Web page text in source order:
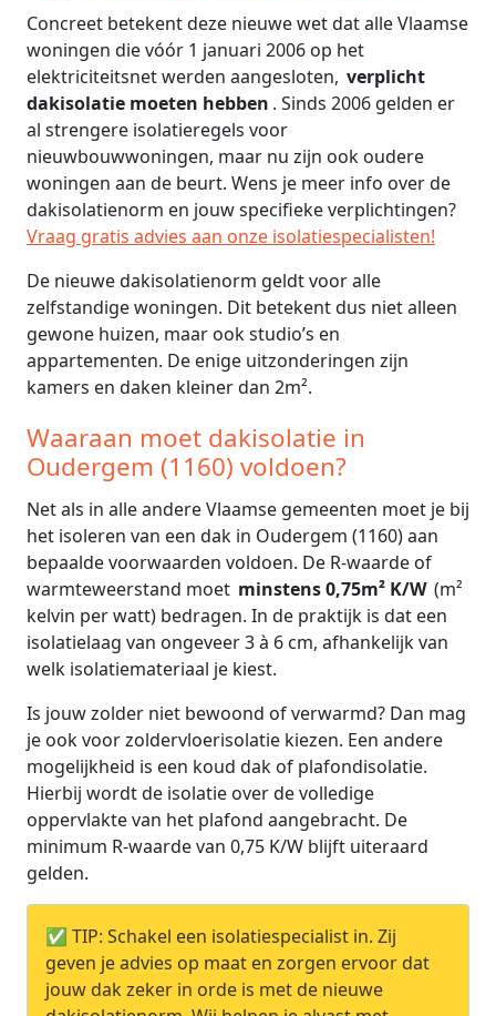
Concreet betekent deze nieuwe wet dat alle Vlaamse
woningen die vóór 1 januari 2006 op het
elektriciteitsnet werden aangesloten, verplicht
dakisolatie moeten hebben . Sinds 2006 gelden er
al strengere isolatieregels voor
nieuwbouwwoningen, maar nu zijn ook oudere
woningen aan de beurt. Wens je meer info over de
dakisolatienorm en jouw specifieke verplichtingen?
Vraag gratis advies aan onze isolatiespecialisten!
De nieuwe dakisolatienorm geldt voor alle
zelfstandige woningen. Dit betekent dus niet alleen
gewone huizen, maar ook studio’s en
appartementen. De enige uitzonderingen zijn
kamers en daken kleiner dan 2m².
Waaraan moet dakisolatie in
Oudergem (1160) voldoen?
Net als in alle andere Vlaamse gemeenten moet je bij
het isoleren van een dak in Oudergem (1160) aan
bepaalde voorwaarden voldoen. De R-waarde of
warmteweerstand moet minstens 0,75m² K/W (m²
kelvin per watt) bedragen. In de praktijk is dat een
isolatielaag van ongeveer 3 à 6 cm, afhankelijk van
welk isolatiemateriaal je kiest.
Is jouw zolder niet bewoond of verwarmd? Dan mag
je ook voor zoldervloerisolatie kiezen. Een andere
mogelijkheid is een koud dak of plafondisolatie.
Hierbij wordt de isolatie over de volledige
oppervlakte van het plafond aangebracht. De
minimum R-waarde van 0,75 K/W blijft uiteraard
gelden.
✅ TIP: Schakel een isolatiespecialist in. Zij
geven je advies op maat en zorgen ervoor dat
jouw dak zeker in orde is met de nieuwe